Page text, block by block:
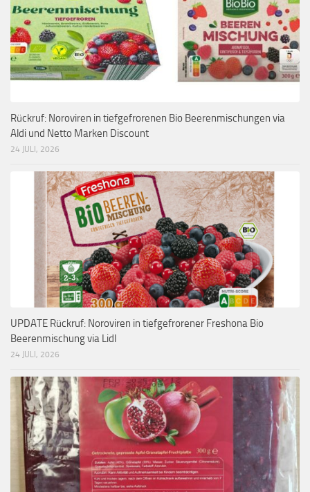
Rückruf: Noroviren in tiefgefrorenen Bio Beerenmischungen via
Aldi und Netto Marken Discount
24 JULI, 2026
UPDATE Rückruf: Noroviren in tiefgefrorener Freshona Bio
Beerenmischung via Lidl
24 JULI, 2026